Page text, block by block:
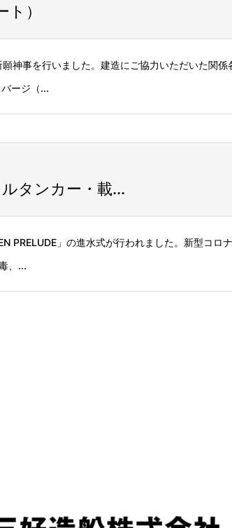
）
事を行いました。建造にご協力いただいた関係
ージ（...
ルタンカー・載...
PRELUDE」の進水式が行われました。新型コロ
、...